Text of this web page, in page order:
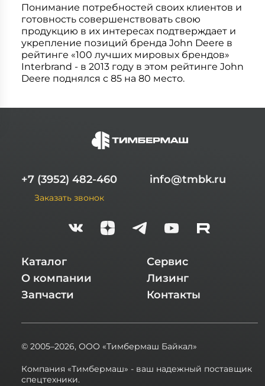
Понимание потребностей своих клиентов и
готовность совершенствовать свою
продукцию в их интересах подтверждает и
укрепление позиций бренда John Deere в
рейтинге «100 лучших мировых брендов»
Interbrand - в 2013 году в этом рейтинге John
Deere поднялся с 85 на 80 место.
+7 (3952) 482-460
Заказать звонок
info@tmbk.ru
Каталог
О компании
Запчасти
Сервис
Лизинг
Контакты
© 2005–2026, ООО «Тимбермаш Байкал»
Компания «Тимбермаш» - ваш надежный поставщик
спецтехники.